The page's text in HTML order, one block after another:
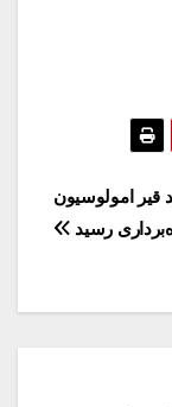
قیر امولوسیون
رسید